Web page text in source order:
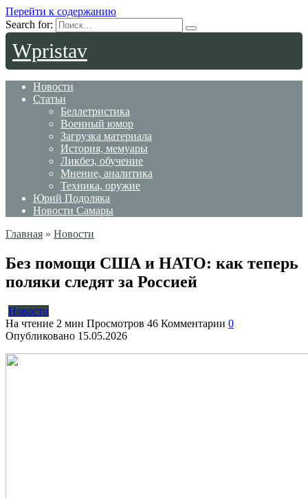
Перейти к содержанию
Search for:
Wpristav
Новости
Статьи
Беллетристика
Военный юмор
Загрузка материала
История, мемуары
Ликбез, обучение
Мнение, аналитика
Техника, оружие
Юрий Подоляка
Новости Самары
Главная » Новости
Без помощи США и НАТО: как теперь
поляки следят за Россией
Новости
На чтение 2 мин Просмотров 46 Комментарии 0
Опубликовано 15.05.2026